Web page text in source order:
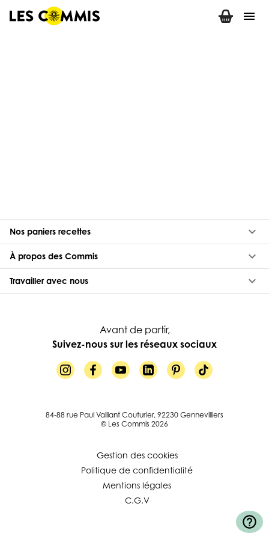
menu
Nos paniers recettes keyboard_arrow_down
À propos des Commis keyboard_arrow_down
Travailler avec nous keyboard_arrow_down
Avant de partir,
Suivez-nous sur les réseaux sociaux
84-88 rue Paul Vaillant Couturier, 92230 Gennevilliers
© Les Commis 2026
Gestion des cookies
Politique de confidentialité
Mentions légales
C.G.V
help_outline